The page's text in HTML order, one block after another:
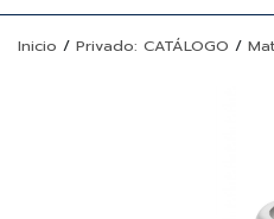
Inicio / Privado: CATÁLOGO /